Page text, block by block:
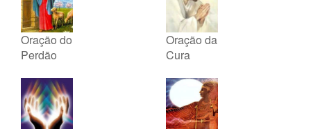
Oração do
Perdão
Oração da
Cura